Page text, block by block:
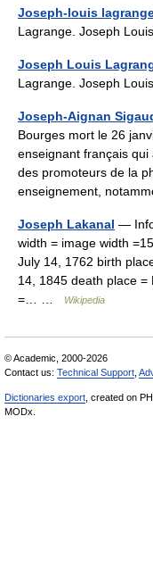
Joseph-louis
Lagrange. Joseph
Joseph Louis
Lagrange. Joseph
Joseph-Aignan
Bourges mort le 26
enseignant français
des promoteurs de la
enseignement,
Joseph Lakanal —
width = image width
July 14, 1762 birth
14, 1845 death place =
=… …
Wikipedia
© Academic, 2000-2026
Contact us: Technical Support
Dictionaries export , created on
MODx.